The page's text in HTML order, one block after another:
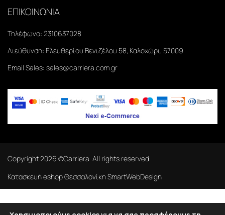
ΕΠΙΚΟΙΝΩΝΙΑ
Τηλέφωνο: 2310637028
Διεύθυνση: Ελευθερίου Βενιζέλου 58, Καλοχώρι, 57009
Email Sales: sales@carriera.com.gr
Copyright2026 ©Carriera. All rights reserved.
Κατασκευή eshop ΘεσσαλονίκηSmartWebDesign